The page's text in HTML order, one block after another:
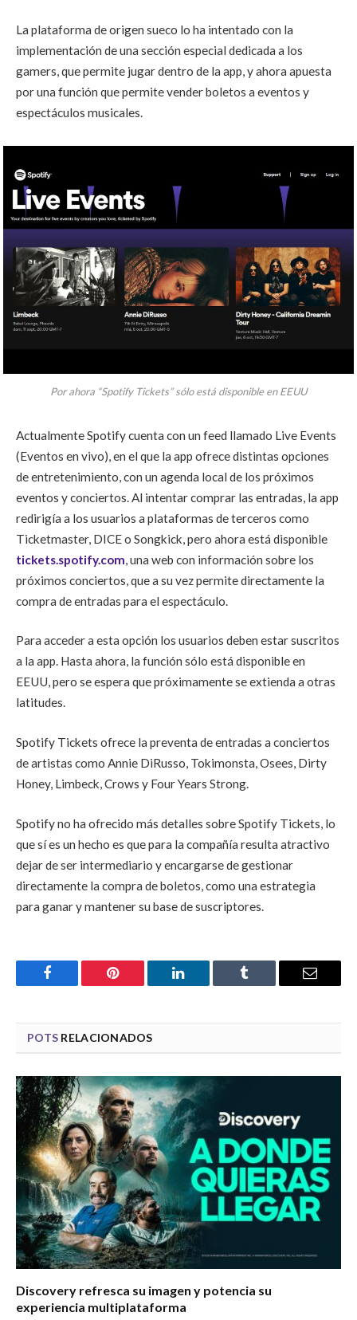
La plataforma de origen sueco lo ha intentado con la
implementación de una sección especial dedicada a los
gamers, que permite jugar dentro de la app, y ahora apuesta
por una función que permite vender boletos a eventos y
espectáculos musicales.
Por ahora “Spotify Tickets” sólo está disponible en EEUU
Actualmente Spotify cuenta con un feed llamado Live Events
(Eventos en vivo), en el que la app ofrece distintas opciones
de entretenimiento, con un agenda local de los próximos
eventos y conciertos. Al intentar comprar las entradas, la app
redirigía a los usuarios a plataformas de terceros como
Ticketmaster, DICE o Songkick, pero ahora está disponible
tickets.spotify.com, una web con información sobre los
próximos conciertos, que a su vez permite directamente la
compra de entradas para el espectáculo.
Para acceder a esta opción los usuarios deben estar suscritos
a la app. Hasta ahora, la función sólo está disponible en
EEUU, pero se espera que próximamente se extienda a otras
latitudes.
Spotify Tickets ofrece la preventa de entradas a conciertos
de artistas como Annie DiRusso, Tokimonsta, Osees, Dirty
Honey, Limbeck, Crows y Four Years Strong.
Spotify no ha ofrecido más detalles sobre Spotify Tickets, lo
que sí es un hecho es que para la compañía resulta atractivo
dejar de ser intermediario y encargarse de gestionar
directamente la compra de boletos, como una estrategia
para ganar y mantener su base de suscriptores.
Facebook Pinterest LinkedIn Tumblr Email
POTS RELACIONADOS
Discovery refresca su imagen y potencia su
experiencia multiplataforma